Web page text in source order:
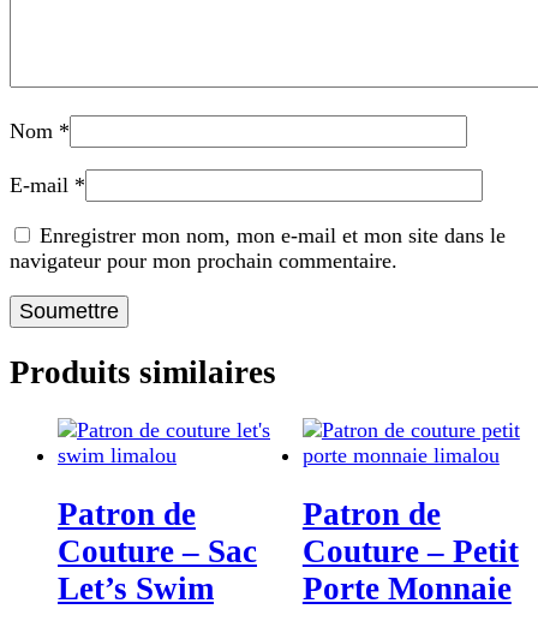
Nom *
E-mail *
Enregistrer mon nom, mon e-mail et mon site dans le
navigateur pour mon prochain commentaire.
Produits similaires
Patron de
Couture – Sac
Let’s Swim
Patron de
Couture – Petit
Porte Monnaie